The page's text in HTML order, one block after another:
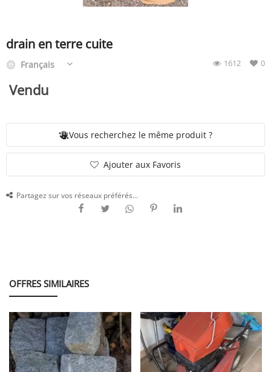
BILLET & COVOIT'
Français
drain en terre cuite
0
1612
Français
Vendu
Vous recherchez le même produit ?
Ajouter aux Favoris
Partagez sur vos réseaux préférés...
OFFRES SIMILAIRES